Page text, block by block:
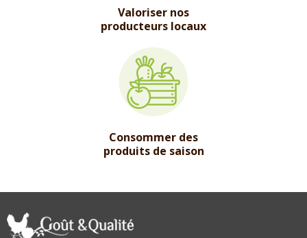
Valoriser nos
producteurs locaux
Consommer des
produits de saison